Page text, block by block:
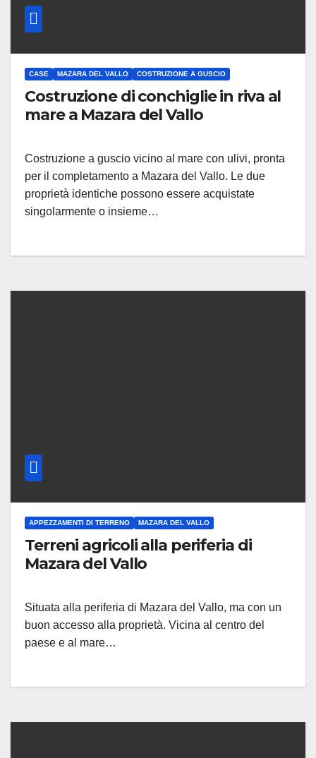
CASE MAZARA DEL VALLO COSTRUZIONE A GUSCIO
Costruzione di conchiglie in riva al
mare a Mazara del Vallo
Costruzione a guscio vicino al mare con ulivi, pronta
per il completamento a Mazara del Vallo. Le due
proprietà identiche possono essere acquistate
singolarmente o insieme…
APPEZZAMENTI DI TERRENO MAZARA DEL VALLO
Terreni agricoli alla periferia di
Mazara del Vallo
Situata alla periferia di Mazara del Vallo, ma con un
buon accesso alla proprietà. Vicina al centro del
paese e al mare…